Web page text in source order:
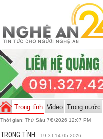
Trong tỉnh Video Trong nước
Thời gian: Thứ Sáu 7/8/2026 12:07 PM
TRONG TỈNH 19:30 14-05-2026